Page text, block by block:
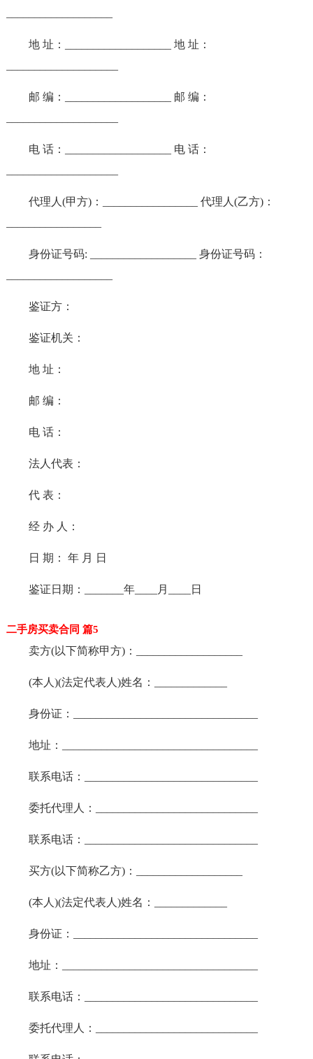
地 址：___________________ 地 址：
邮 编：___________________ 邮 编：
电 话：___________________ 电 话：
代理人(甲方)：_________________ 代理人(乙方)：
身份证号码: ___________________ 身份证号码：
鉴证方：
鉴证机关：
地 址：
邮 编：
电 话：
法人代表：
代 表：
经 办 人：
日 期： 年 月 日
鉴证日期：_______年____月____日
二手房买卖合同 篇5
卖方(以下简称甲方)：___________________
(本人)(法定代表人)姓名：_____________
身份证：_________________________________
地址：___________________________________
联系电话：_______________________________
委托代理人：_____________________________
联系电话：_______________________________
买方(以下简称乙方)：___________________
(本人)(法定代表人)姓名：_____________
身份证：_________________________________
地址：___________________________________
联系电话：_______________________________
委托代理人：_____________________________